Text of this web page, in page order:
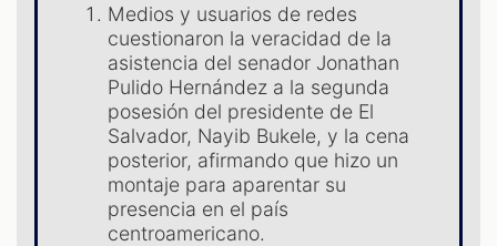
Medios y usuarios de redes
cuestionaron la veracidad de la
asistencia del senador Jonathan
Pulido Hernández a la segunda
posesión del presidente de El
Salvador, Nayib Bukele, y la cena
posterior, afirmando que hizo un
montaje para aparentar su
presencia en el país
centroamericano.